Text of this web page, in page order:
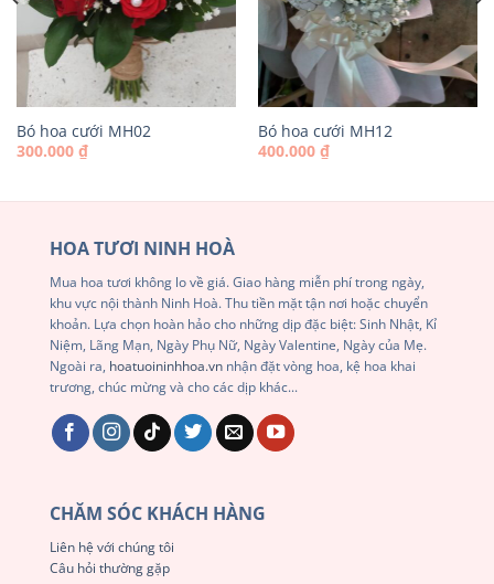
Bó hoa cưới MH02
300.000 ₫
Bó hoa cưới MH12
400.000 ₫
HOA TƯƠI NINH HOÀ
Mua hoa tươi không lo về giá. Giao hàng miễn phí trong ngày,
khu vực nội thành Ninh Hoà. Thu tiền mặt tận nơi hoặc chuyển
khoản. Lựa chọn hoàn hảo cho những dịp đặc biệt: Sinh Nhật, Kỉ
Niệm, Lãng Mạn, Ngày Phụ Nữ, Ngày Valentine, Ngày của Mẹ.
Ngoài ra, hoatuoininhhoa.vn nhận đặt vòng hoa, kệ hoa khai
trương, chúc mừng và cho các dịp khác...
CHĂM SÓC KHÁCH HÀNG
Liên hệ với chúng tôi
Câu hỏi thường gặp